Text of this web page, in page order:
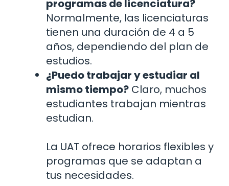
programas de licenciatura?
Normalmente, las licenciaturas
tienen una duración de 4 a 5
años, dependiendo del plan de
estudios.
¿Puedo trabajar y estudiar al
mismo tiempo? Claro, muchos
estudiantes trabajan mientras
estudian.
La UAT ofrece horarios flexibles y
programas que se adaptan a
tus necesidades.